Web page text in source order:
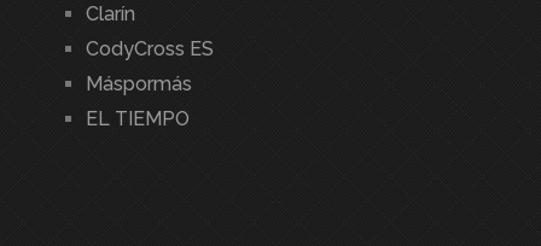
Clarín
CodyCross ES
Máspormás
EL TIEMPO